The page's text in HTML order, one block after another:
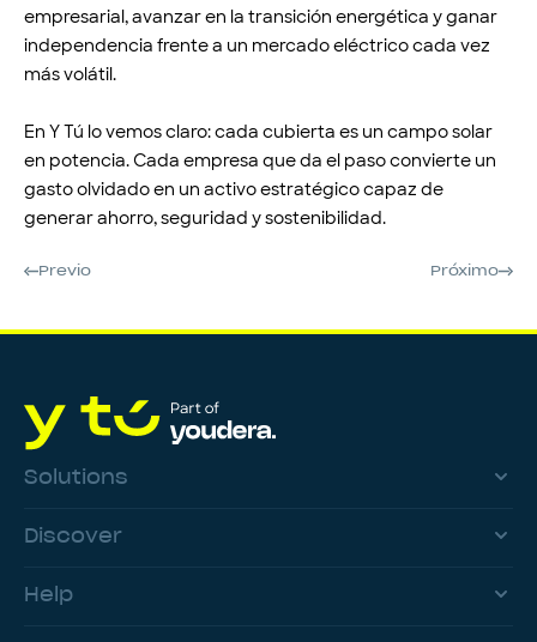
empresarial, avanzar en la transición energética y ganar
independencia frente a un mercado eléctrico cada vez
más volátil.
En Y Tú lo vemos claro: cada cubierta es un campo solar
en potencia. Cada empresa que da el paso convierte un
gasto olvidado en un activo estratégico capaz de
generar ahorro, seguridad y sostenibilidad.
Previo Próximo
Solutions
Discover
Help